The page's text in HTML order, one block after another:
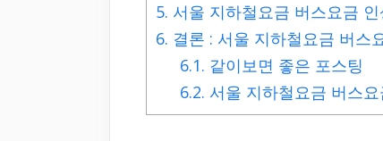
5. 서울 지하철요금 버스요금
6. 결론 : 서울 지하철요금 버스
6.1. 같이보면 좋은 포스팅
6.2. 서울 지하철요금 버스